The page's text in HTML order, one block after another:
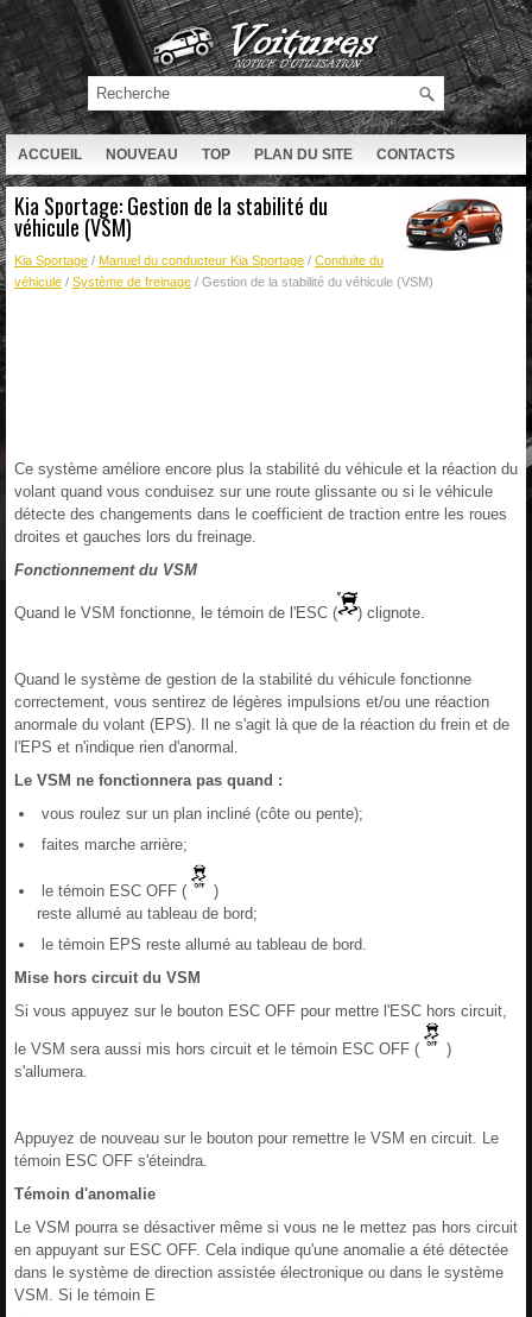
ACCUEIL NOUVEAU TOP PLAN DU SITE CONTACTS
RECHERCHE
Kia Sportage: Gestion de la stabilité du
véhicule (VSM)
Kia Sportage / Manuel du conducteur Kia Sportage / Conduite du
véhicule / Système de freinage / Gestion de la stabilité du véhicule (VSM)
Ce système améliore encore plus la stabilité du véhicule et la réaction du
volant quand vous conduisez sur une route glissante ou si le véhicule
détecte des changements dans le coefficient de traction entre les roues
droites et gauches lors du freinage.
Fonctionnement du VSM
Quand le VSM fonctionne, le témoin de l'ESC ( ) clignote.
Quand le système de gestion de la stabilité du véhicule fonctionne
correctement, vous sentirez de légères impulsions et/ou une réaction
anormale du volant (EPS). Il ne s'agit là que de la réaction du frein et de
l'EPS et n'indique rien d'anormal.
Le VSM ne fonctionnera pas quand :
vous roulez sur un plan incliné (côte ou pente);
faites marche arrière;
le témoin ESC OFF (
)
reste allumé au tableau de bord;
le témoin EPS reste allumé au tableau de bord.
Mise hors circuit du VSM
Si vous appuyez sur le bouton ESC OFF pour mettre l'ESC hors circuit,
le VSM sera aussi mis hors circuit et le témoin ESC OFF (
)
s'allumera.
Appuyez de nouveau sur le bouton pour remettre le VSM en circuit. Le
témoin ESC OFF s'éteindra.
Témoin d'anomalie
Le VSM pourra se désactiver même si vous ne le mettez pas hors circuit
en appuyant sur ESC OFF. Cela indique qu'une anomalie a été détectée
dans le système de direction assistée électronique ou dans le système
VSM. Si le témoin E